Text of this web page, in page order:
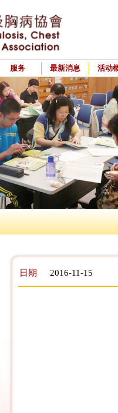
服务 最新消息 活动
日期 2016-11-15